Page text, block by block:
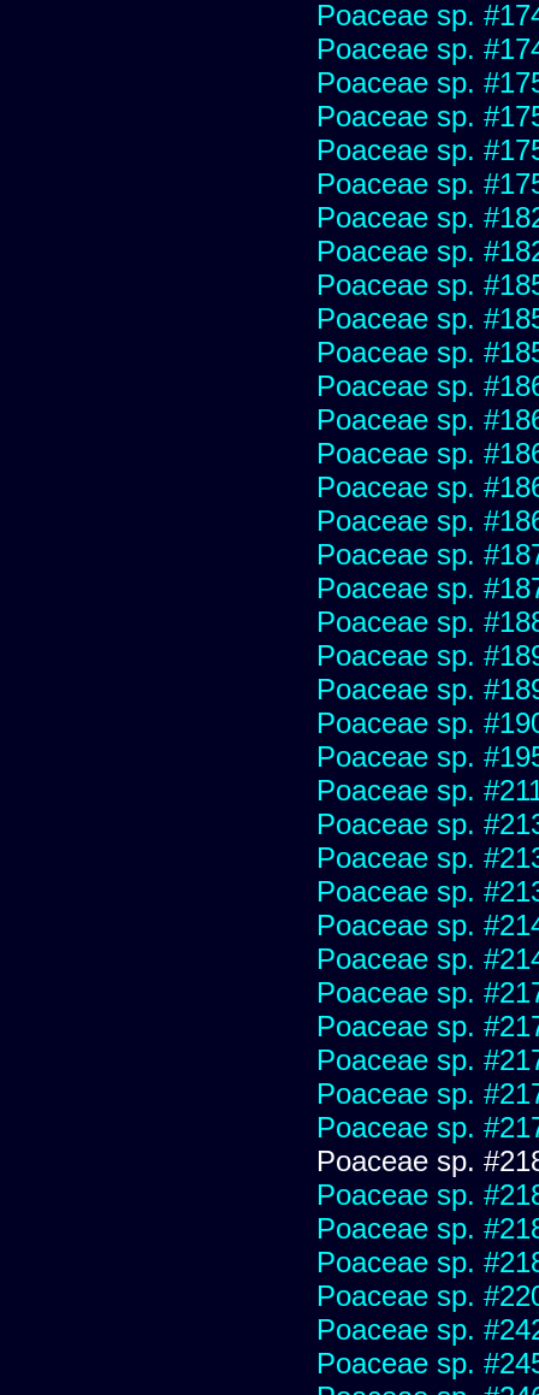
Poaceae sp.
Poaceae sp.
Poaceae sp.
Poaceae sp.
Poaceae sp.
Poaceae sp.
Poaceae sp.
Poaceae sp.
Poaceae sp.
Poaceae sp.
Poaceae sp.
Poaceae sp.
Poaceae sp.
Poaceae sp.
Poaceae sp.
Poaceae sp.
Poaceae sp.
Poaceae sp.
Poaceae sp.
Poaceae sp.
Poaceae sp.
Poaceae sp.
Poaceae sp.
Poaceae sp.
Poaceae sp.
Poaceae sp.
Poaceae sp.
Poaceae sp.
Poaceae sp.
Poaceae sp.
Poaceae sp.
Poaceae sp.
Poaceae sp.
Poaceae sp.
Poaceae sp.
Poaceae sp.
Poaceae sp.
Poaceae sp.
Poaceae sp.
Poaceae sp.
Poaceae sp.